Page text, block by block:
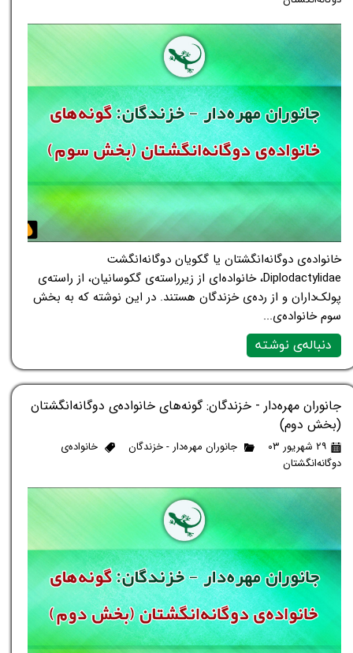
خانواده‌ی دوگانه‌انگشتان یا گکویان دوگانه‌انگشت
Diplodactylidae، خانواده‌ای از زیرراسته‌ی گکوسانیان، از راسته‌ی
پولک‌داران و از رده‌ی خزندگان هستند. در این نوشته که به بخش
سوم خانواده‌ی...
دنباله‌ی نوشته
جانوران مهره‌دار - خزندگان: گونه‌های خانواده‌ی دوگانه‌انگشتان
(بخش دوم)
۲۹ شهریور ۰۳ جانوران مهره‌دار - خزندگان
خانواده‌ی
دوگانه‌انگشتان